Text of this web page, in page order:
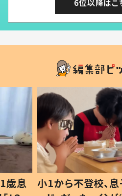
6位以降はこ
歳息
小1から不登校、息